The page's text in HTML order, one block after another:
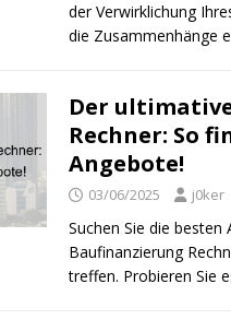
der Verwirklichung
die Zusammenhänge
Der
Rechner: So
Angebote!
03/06/2025 j0ker
Suchen Sie die
Baufinanzierung
treffen. Probieren Sie